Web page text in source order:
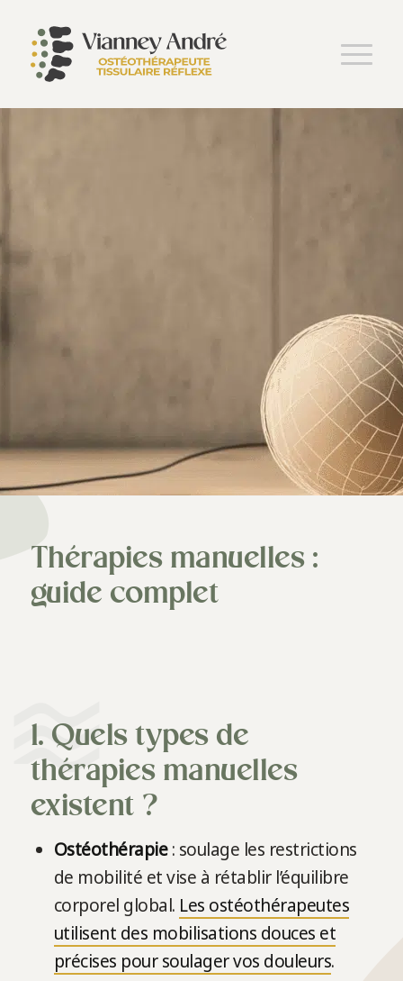
Thérapies manuelles :
guide complet
1. Quels types de
thérapies manuelles
existent ?
Ostéothérapie: soulage les restrictions
de mobilité et vise à rétablir l’équilibre
corporel global. Les ostéothérapeutes
utilisent des mobilisations douces et
précises pour soulager vos douleurs.